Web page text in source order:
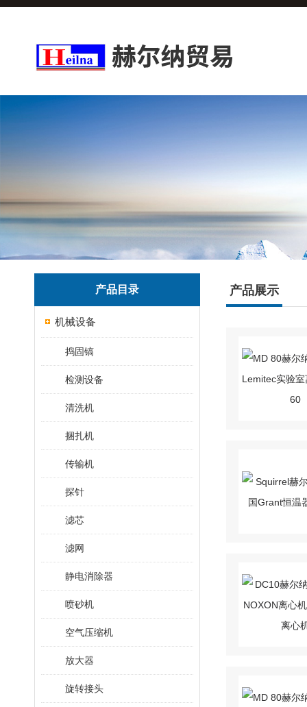
产品目录
机械设备
捣固镐
检测设备
清洗机
捆扎机
传输机
探针
滤芯
滤网
静电消除器
喷砂机
空气压缩机
放大器
旋转接头
产品展示